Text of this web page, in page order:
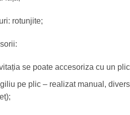
rotunjite;
se poate accesoriza cu un
pe plic – realizat manual,